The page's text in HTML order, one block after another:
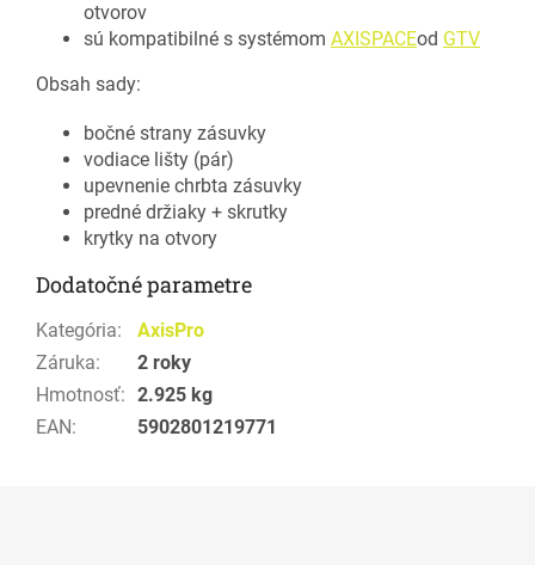
otvorov
sú kompatibilné s systémom AXISPACEod GTV
Obsah sady:
bočné strany zásuvky
vodiace lišty (pár)
upevnenie chrbta zásuvky
predné držiaky + skrutky
krytky na otvory
Dodatočné parametre
Kategória:
AxisPro
Záruka:
2 roky
Hmotnosť: 2.925 kg
EAN: 5902801219771